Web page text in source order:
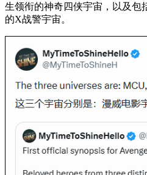
生领衔的神奇四侠宇宙，以及包
的X战警宇宙。